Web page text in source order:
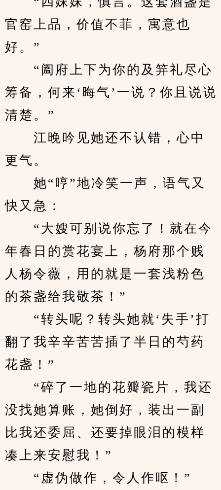
官窑上品，价值不菲，寓意也
好。”
“阖府上下为你的及笄礼尽心
筹备，何来‘晦气’一说？你且说说
清楚。”
江晚吟见她还不认错，心中
更气。
她“哼”地冷笑一声，语气又
快又急：
“大嫂可别说你忘了！就在今
年春日的赏花宴上，杨府那个贱
人杨令薇，用的就是一套浅粉色
的茶盏给我敬茶！”
“转头呢？转头她就‘失手’打
翻了我辛辛苦苦插了半日的芍药
花盏！”
“碎了一地的花瓣瓷片，我还
没找她算账，她倒好，装出一副
比我还委屈、还要掉眼泪的模样
凑上来安慰我！”
“虚伪做作，令人作呕！”